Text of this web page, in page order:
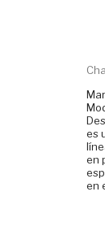
es
en
en